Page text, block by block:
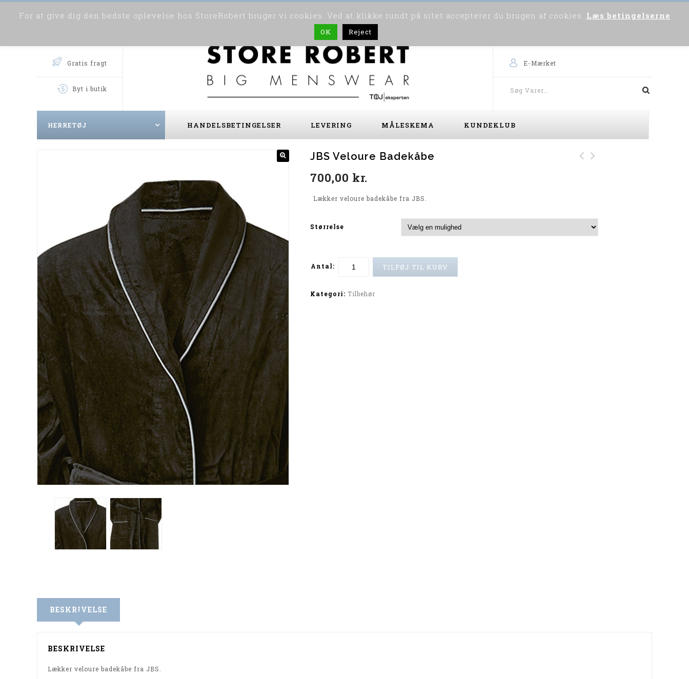
0
Om os Skriv til os Købsvejledning
Gratis fragt
Byt i butik
E-Mærket
HERRETØJ HANDELSBETINGELSER LEVERING MÅLESKEMA KUNDEKLUB
JBS Veloure Badekåbe
700,00 kr.
Lækker veloure badekåbe fra JBS.
Størrelse
Antal: TILFØJ TIL KURV
Kategori: Tilbehør
BESKRIVELSE
BESKRIVELSE
Lækker veloure badekåbe fra JBS.
For at give dig den bedste oplevelse hos StoreRobert bruger vi cookies. Ved at klikke rundt på sitet accepterer du brugen af cookies. Læs betingelserne
OK Reject